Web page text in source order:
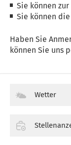
Sie können zur
Sie können
Haben Sie
können Sie uns
Wetter